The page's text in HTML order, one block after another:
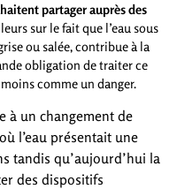
partager auprès des
sur le fait que l’eau sous
ou salée, contribue à la
obligation de traiter ce
comme un danger.
à un changement de
l’eau présentait une
tandis qu’aujourd’hui la
des dispositifs